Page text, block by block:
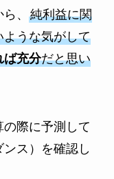
、 純利益に関
うな気がして
ば充分だと思い
際に予測して
ス）を確認し